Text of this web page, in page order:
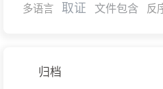
多语言
取证 文件包含 反
归档